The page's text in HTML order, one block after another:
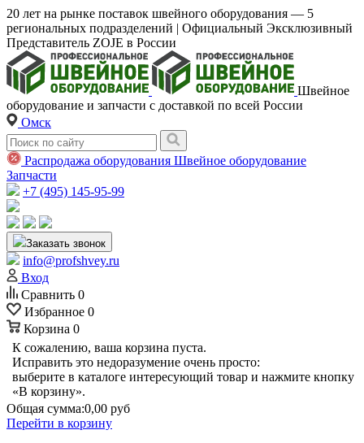
20 лет на рынке поставок швейного оборудования — 5
региональных подразделений | Официальный Эксклюзивный
Представитель ZOJE в России
Швейное
оборудование и запчасти с доставкой по всей России
Омск
Распродажа оборудования Швейное оборудование
Запчасти
+7 (495) 145-95-99
Заказать звонок
info@profshvey.ru
Вход
Сравнить 0
Избранное 0
Корзина 0
К сожалению, ваша корзина пуста.
Исправить это недоразумение очень просто:
выберите в каталоге интересующий товар и нажмите кнопку
«В корзину».
Общая сумма:0,00 руб
Перейти в корзину